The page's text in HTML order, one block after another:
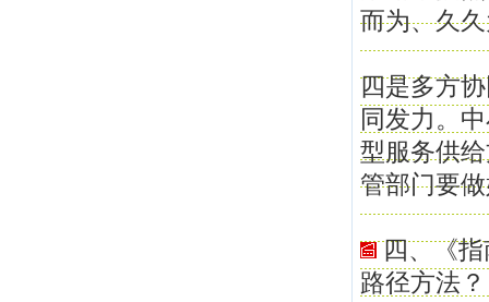
而为、久
四是多方
同发力。
型服务供
管部门要
四、《指
路径方法？